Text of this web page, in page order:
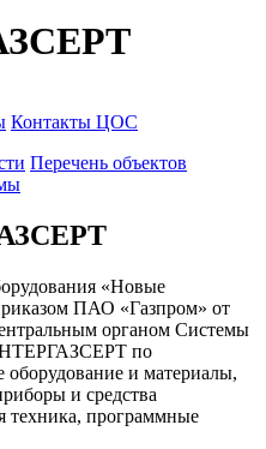
Контакты ЦОС
Перечень объектов
«Новые
ПАО «Газпром» от
органом Системы
по
оборудование и материалы,
и средства
техника, программные